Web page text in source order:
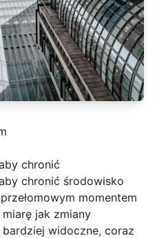
chronić
chronić środowisko
momentem
jak zmiany
widoczne, coraz